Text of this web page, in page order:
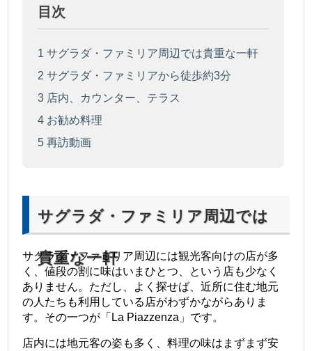
目次
1 サグラダ・ファミリア周辺では貴重な一軒
2 サグラダ・ファミリアから徒歩約3分
3 店内、カウンター、テラス
4 お勧め料理
5 再訪動画
サグラダ・ファミリア周辺では
貴重な一軒
サグラダ・ファミリア周辺には観光客向けの店が多
く、値段の割に味はいまひとつ、という店も少なく
ありません。ただし、よく探せば、近所に住む地元
の人たちも利用している店がわずかながらありま
す。その一つが「La Piazzenza」です。
店内には地元客の姿も多く、料理の味はまずまず安